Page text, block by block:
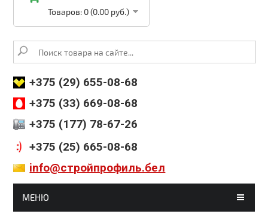
Товаров: 0 (0.00 руб.)
+375 (29) 655-08-68
+375 (33) 669-08-68
+375 (177) 78-67-26
+375 (25) 665-08-68
info@стройпрофиль.бел
МЕНЮ